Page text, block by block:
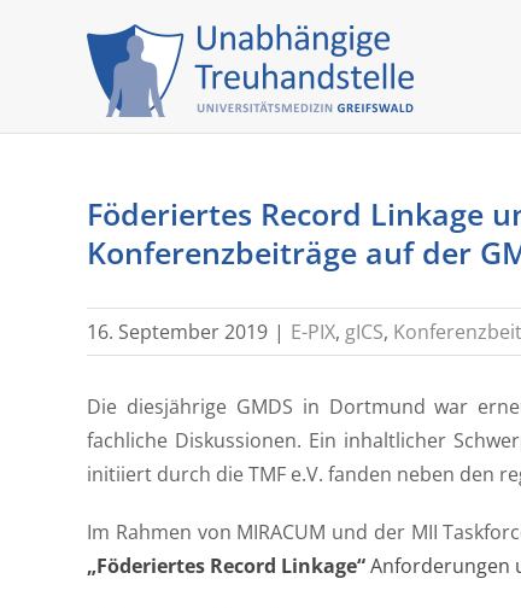
Föderiertes Record Linkage
Konferenzbeiträge auf der
16. September 2019 | E-PIX, gICS,
Die diesjährige GMDS in Dortmund war
fachliche Diskussionen. Ein inhaltlicher
initiiert durch die TMF e.V. fanden neben den
Im Rahmen von MIRACUM und der MII
„Föderiertes Record Linkage“Anforderungen